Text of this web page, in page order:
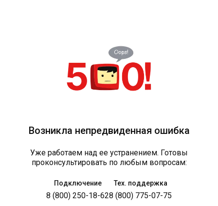
Возникла непредвиденная ошибка
Уже работаем над ее устранением. Готовы
проконсультировать по любым вопросам:
Подключение
8 (800) 250-18-62
Тех. поддержка
8 (800) 775-07-75